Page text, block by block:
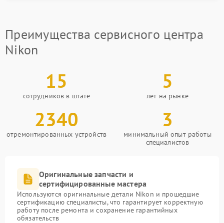
Преимущества сервисного центра
Nikon
15
сотрудников в штате
5
лет на рынке
2340
отремонтированных устройств
3
минимальный опыт работы
специалистов
Оригинальные запчасти и
сертифицированные мастера
Используются оригинальные детали Nikon и прошедшие
сертификацию специалисты, что гарантирует корректную
работу после ремонта и сохранение гарантийных
обязательств